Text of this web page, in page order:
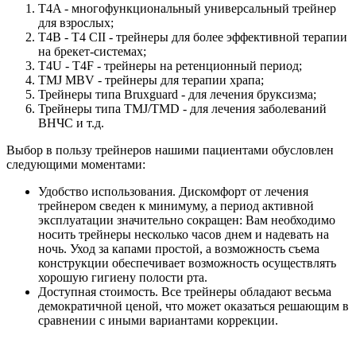
T4A - многофункциональный универсальный трейнер
для взрослых;
T4B - T4 CII - трейнеры для более эффективной терапии
на брекет-системах;
T4U - T4F - трейнеры на ретенционный период;
TMJ MBV - трейнеры для терапии храпа;
Трейнеры типа Bruxguard - для лечения бруксизма;
Трейнеры типа TMJ/TMD - для лечения заболеваний
ВНЧС и т.д.
Выбор в пользу трейнеров нашими пациентами обусловлен
следующими моментами:
Удобство использования. Дискомфорт от лечения
трейнером сведен к минимуму, а период активной
эксплуатации значительно сокращен: Вам необходимо
носить трейнеры несколько часов днем и надевать на
ночь. Уход за капами простой, а возможность съема
конструкции обеспечивает возможность осуществлять
хорошую гигиену полости рта.
Доступная стоимость. Все трейнеры обладают весьма
демократичной ценой, что может оказаться решающим в
сравнении с иными вариантами коррекции.